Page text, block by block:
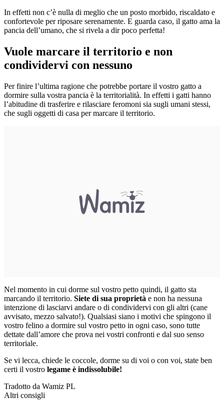
In effetti non c’è nulla di meglio che un posto morbido, riscaldato e
confortevole per riposare serenamente. E guarda caso, il gatto ama la
pancia dell’umano, che si rivela a dir poco perfetta!
Vuole marcare il territorio e non
condividervi con nessuno
Per finire l’ultima ragione che potrebbe portare il vostro gatto a
dormire sulla vostra pancia è la territorialità. In effetti i gatti hanno
l’abitudine di trasferire e rilasciare feromoni sia sugli umani stessi,
che sugli oggetti di casa per marcare il territorio.
Nel momento in cui dorme sul vostro petto quindi, il gatto sta
marcando il territorio. Siete di sua proprietà e non ha nessuna
intenzione di lasciarvi andare o di condividervi con gli altri (cane
avvisato, mezzo salvato!). Qualsiasi siano i motivi che spingono il
vostro felino a dormire sul vostro petto in ogni caso, sono tutte
dettate dall’amore che prova nei vostri confronti e dal suo senso
territoriale.
Se vi lecca, chiede le coccole, dorme su di voi o con voi, state ben
certi il vostro legame è indissolubile!
Tradotto da Wamiz PL
Altri consigli